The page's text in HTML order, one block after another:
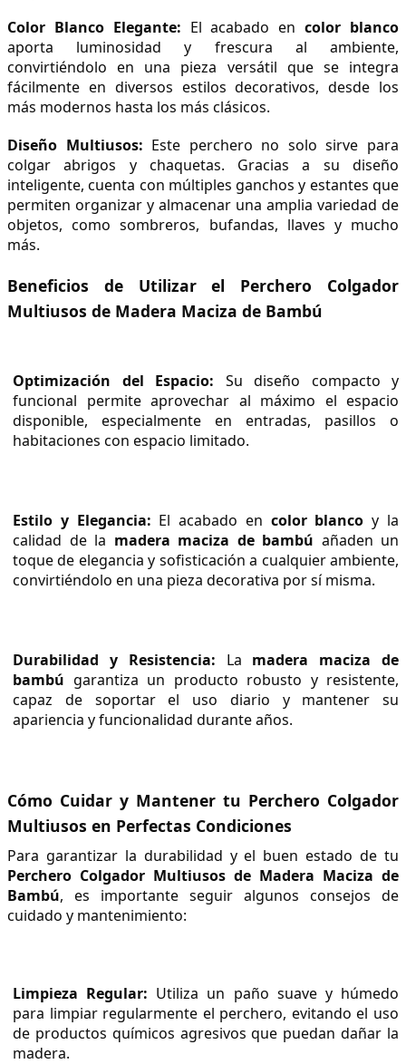
Color Blanco Elegante: El acabado en color blanco
aporta luminosidad y frescura al ambiente,
convirtiéndolo en una pieza versátil que se integra
fácilmente en diversos estilos decorativos, desde los
más modernos hasta los más clásicos.
Diseño Multiusos: Este perchero no solo sirve para
colgar abrigos y chaquetas. Gracias a su diseño
inteligente, cuenta con múltiples ganchos y estantes que
permiten organizar y almacenar una amplia variedad de
objetos, como sombreros, bufandas, llaves y mucho
más.
Beneficios de Utilizar el Perchero Colgador
Multiusos de Madera Maciza de Bambú
Optimización del Espacio: Su diseño compacto y
funcional permite aprovechar al máximo el espacio
disponible, especialmente en entradas, pasillos o
habitaciones con espacio limitado.
Estilo y Elegancia: El acabado en color blanco y la
calidad de la madera maciza de bambú añaden un
toque de elegancia y sofisticación a cualquier ambiente,
convirtiéndolo en una pieza decorativa por sí misma.
Durabilidad y Resistencia: La madera maciza de
bambú garantiza un producto robusto y resistente,
capaz de soportar el uso diario y mantener su
apariencia y funcionalidad durante años.
Cómo Cuidar y Mantener tu Perchero Colgador
Multiusos en Perfectas Condiciones
Perchero Colgador Multiusos de Madera Maciza de
Bambú, es importante seguir algunos consejos de
cuidado y mantenimiento:
Limpieza Regular: Utiliza un paño suave y húmedo
para limpiar regularmente el perchero, evitando el uso
de productos químicos agresivos que puedan dañar la
madera.